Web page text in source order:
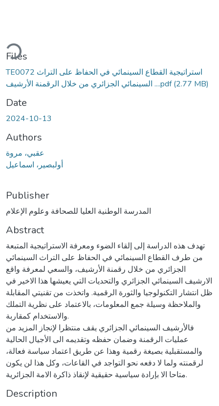
Files
TE0072 استراتيجية القطاع السينمائي في الحفاظ على التراث
السينمائي الجزائري من خلال الرقمنة الأرشيف ....pdf(2.77 MB)
Date
2024-10-13
Authors
عقبي، مروة
أولبصير، اسماعيل
Publisher
المدرسة الوطنية العليا للصحافة وعلوم الإعلام
Abstract
تهدف هذه الدراسة إلى إلقاء الضوء ومعرفة الاستراتيجية المتبعة
من طرف القطاع السينمائي في الحفاظ على التراث السينمائي
الجزائري من خلال رقمنة الأرشيف، والسعي لمعرفة واقع
الارشيف السينمائي الجزائري والتحديات التي يعيشها هذا الاخير في
ظل انتشار التكنولوجيا والثورة الرقمية. واتخذت من تقنيتي المقابلة
والملاحظة وسيلة جمع المعلومات، بالاعتماد على نظرية التملك
والاستخدام كمقاربة.
فالأرشيف السينمائي الجزائري يقف منتظرا لإنجاز المزيد من
عمليات الرقمنة وضمان حفظه وتقديمه الى الأجيال الحالية
والمستقبلية بصيغة رقمية وهذا عن طريق اعتماد سياسة فعالة،
لرقمنته ولما لا دفعه نحو التواجد في القاعات، وكل هذا لن يكون
متاحا الا بإرادة سياسية حقيقية لإنقاذ ذاكرة الامة الجزائرية.
Description